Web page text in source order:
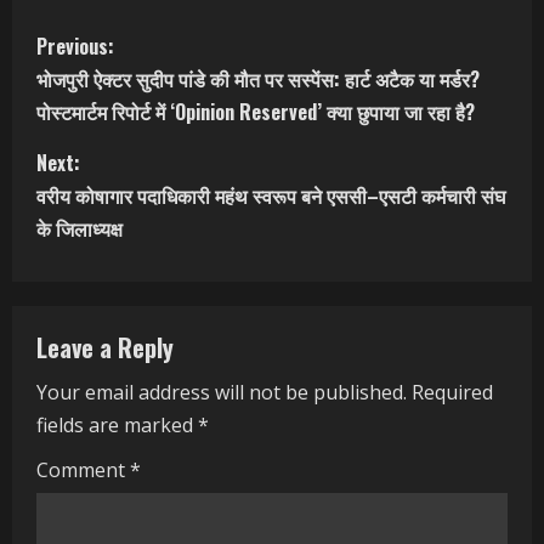
C
o
n
t
u
e
R
Previous:
भोजपुरी ऐक्टर सुदीप पांडे की मौत पर सस्पेंस: हार्ट अटैक या मर्डर?
पोस्टमार्टम रिपोर्ट में ‘Opinion Reserved’ क्या छुपाया जा रहा है?
Next:
वरीय कोषागार पदाधिकारी महंथ स्वरूप बने एससी–एसटी कर्मचारी संघ
के जिलाध्यक्ष
Leave a Reply
Your email address will not be published. Required
fields are marked *
Comment*